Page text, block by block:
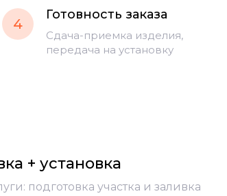
4
Готовность заказа
Сдача-приемка изделия,
передача на установку
+ установка
подготовка участка и заливка